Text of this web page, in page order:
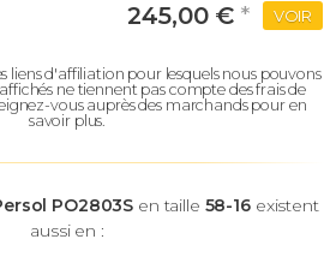
245,00 € * VOIR
liens d'affiliation pour lesquels nous pouvons
ne tiennent pas compte des frais de
vous auprès des marchands pour en
savoir plus.
PO2803S en taille 58-16existent
aussi en :